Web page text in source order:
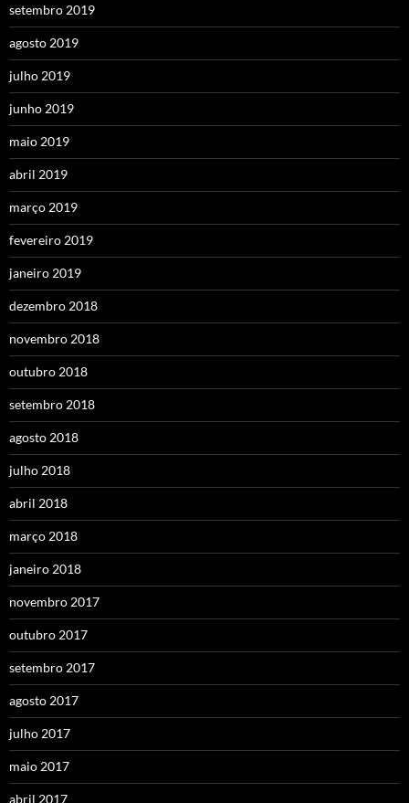
setembro 2019
agosto 2019
julho 2019
junho 2019
maio 2019
abril 2019
março 2019
fevereiro 2019
janeiro 2019
dezembro 2018
novembro 2018
outubro 2018
setembro 2018
agosto 2018
julho 2018
abril 2018
março 2018
janeiro 2018
novembro 2017
outubro 2017
setembro 2017
agosto 2017
julho 2017
maio 2017
abril 2017